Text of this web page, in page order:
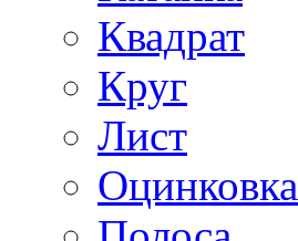
Квадрат
Круг
Лист
Оцинковка